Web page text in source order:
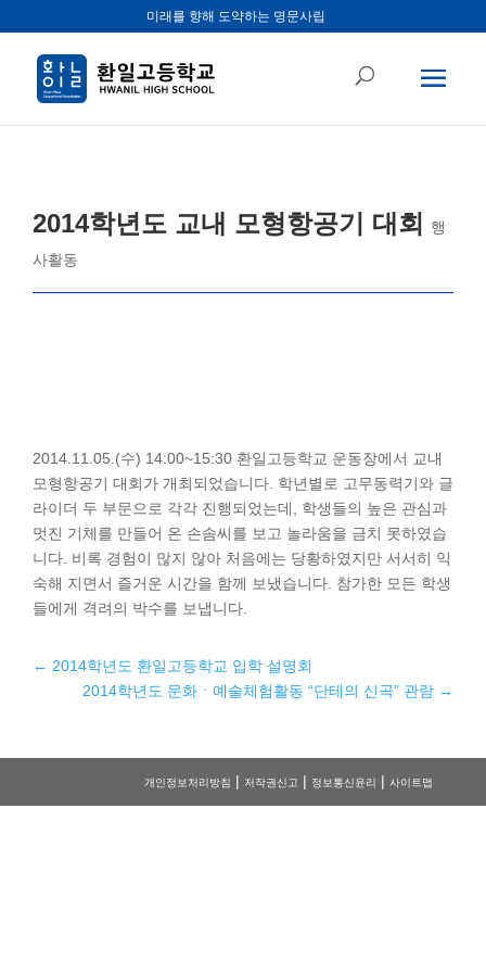
미래를 향해 도약하는 명문사립
2014학년도 교내 모형항공기 대회
행
사활동
2014.11.05.(수) 14:00~15:30 환일고등학교 운동장에서 교내
모형항공기 대회가 개최되었습니다. 학년별로 고무동력기와 글
라이더 두 부문으로 각각 진행되었는데, 학생들의 높은 관심과
멋진 기체를 만들어 온 손솜씨를 보고 놀라움을 금치 못하였습
니다. 비록 경험이 많지 않아 처음에는 당황하였지만 서서히 익
숙해 지면서 즐거운 시간을 함께 보냈습니다. 참가한 모든 학생
들에게 격려의 박수를 보냅니다.
← 2014학년도 환일고등학교 입학 설명회
2014학년도 문화ㆍ예술체험활동 “단테의 신곡” 관람 →
개인정보처리방침 | 저작권신고 | 정보통신윤리 | 사이트맵